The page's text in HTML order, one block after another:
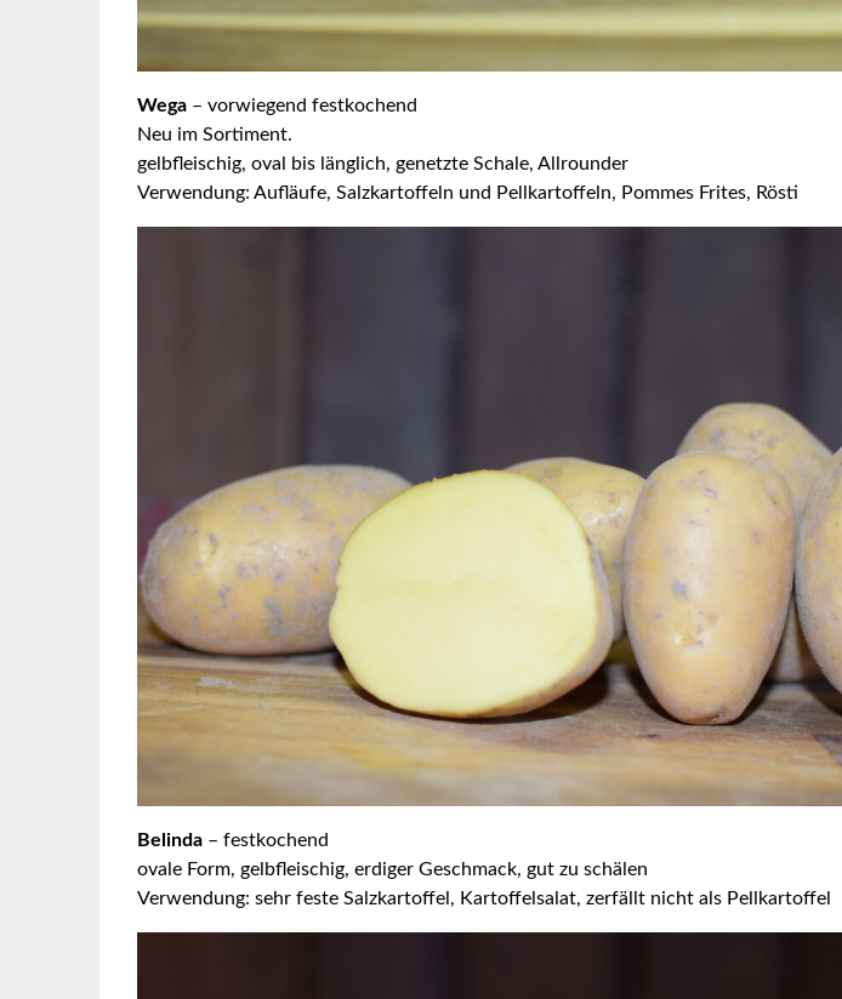
Wega – vorwiegend festkochend
Neu im Sortiment.
gelbfleischig, oval bis länglich, genetzte Schale, Allrounder
Verwendung: Aufläufe, Salzkartoffeln und Pellkartoffeln, Pommes Frites, Rösti
Belinda – festkochend
ovale Form, gelbfleischig, erdiger Geschmack, gut zu schälen
Verwendung: sehr feste Salzkartoffel, Kartoffelsalat, zerfällt nicht als Pellkartoffel